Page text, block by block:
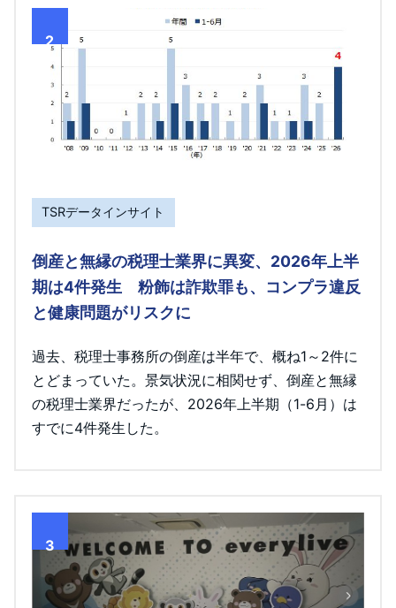
2
TSRデータインサイト
倒産と無縁の税理士業界に異変、2026年上半
期は4件発生 粉飾は詐欺罪も、コンプラ違反
と健康問題がリスクに
過去、税理士事務所の倒産は半年で、概ね1～2件に
とどまっていた。景気状況に相関せず、倒産と無縁
の税理士業界だったが、2026年上半期（1-6月）は
すでに4件発生した。
3